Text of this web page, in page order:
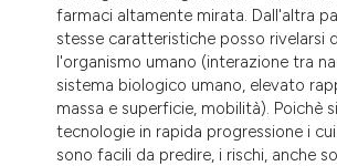
farmaci altamente mirata. Dall'altra
stesse caratteristiche posso rivelarsi
l'organismo umano (interazione tra
sistema biologico umano, elevato
massa e superficie, mobilità). Poichè
tecnologie in rapida progressione i
sono facili da predire, i rischi, anche